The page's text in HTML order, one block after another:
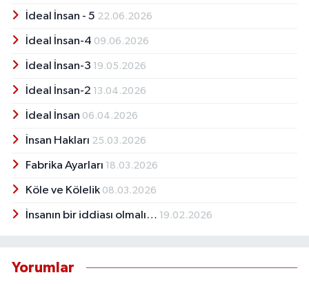
İdeal İnsan - 5 22.06.2026
İdeal İnsan-4 09.06.2026
İdeal İnsan-3 19.05.2026
İdeal İnsan-2 13.04.2026
İdeal İnsan 06.04.2026
İnsan Hakları 25.03.2026
Fabrika Ayarları 18.03.2026
Köle ve Kölelik 08.03.2026
İnsanın bir iddiası olmalı… 19.02.2026
Yorumlar